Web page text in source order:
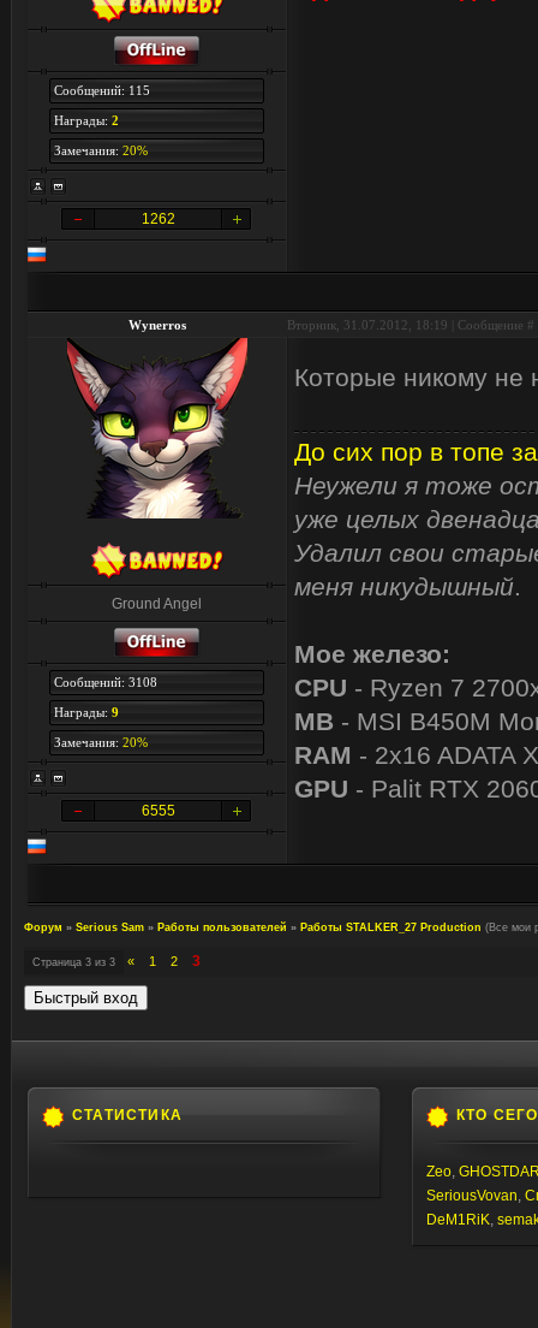
Сообщений: 115
Награды: 2
Замечания: 20%
1262
Wynerros Вторник, 31.07.2012, 18:19 | Сообщение #
Ground Angel
Сообщений: 3108
Награды: 9
Замечания: 20%
6555
Которые никому
До сих пор в топе
Неужели я тоже
уже целых
Удалил свои
меня никудышный.
Мое железо:
CPU - Ryzen 7
MB - MSI B450M
RAM - 2x16 ADATA
GPU - Palit RTX
Форум » Serious Sam » Работы пользователей » Работы STALKER_27 Production (Все мои
Страница 3 из 3 « 1 2 3
СТАТИСТИКА КТО
Zeo,
SeriousVovan,
DeM1RiK,